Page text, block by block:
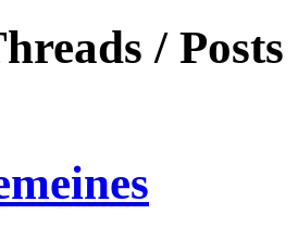
/ Posts